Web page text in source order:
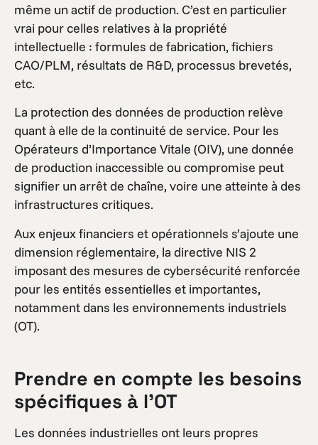
même un actif de production. C’est en particulier
vrai pour celles relatives à la propriété
intellectuelle : formules de fabrication, fichiers
CAO/PLM, résultats de R&D, processus brevetés,
etc.
La protection des données de production relève
quant à elle de la continuité de service. Pour les
Opérateurs d’Importance Vitale (OIV), une donnée
de production inaccessible ou compromise peut
signifier un arrêt de chaîne, voire une atteinte à des
infrastructures critiques.
Aux enjeux financiers et opérationnels s’ajoute une
dimension réglementaire, la directive NIS 2
imposant des mesures de cybersécurité renforcée
pour les entités essentielles et importantes,
notamment dans les environnements industriels
(OT).
Prendre en compte les besoins
spécifiques à l’OT
Les données industrielles ont leurs propres